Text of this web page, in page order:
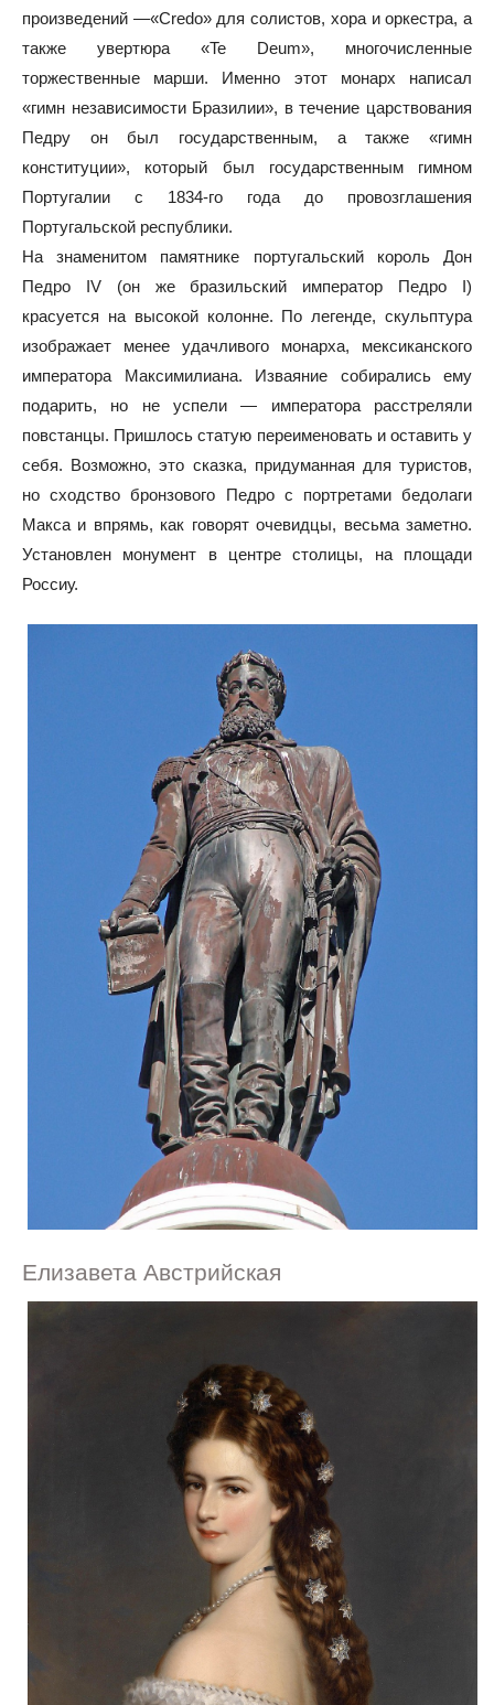
произведений —«Credo» для солистов, хора и оркестра, а
также увертюра «Te Deum», многочисленные
торжественные марши. Именно этот монарх написал
«гимн независимости Бразилии», в течение царствования
Педру он был государственным, а также «гимн
конституции», который был государственным гимном
Португалии с 1834-го года до провозглашения
Португальской республики.
На знаменитом памятнике португальский король Дон
Педро IV (он же бразильский император Педро I)
красуется на высокой колонне. По легенде, скульптура
изображает менее удачливого монарха, мексиканского
императора Максимилиана. Изваяние собирались ему
подарить, но не успели — императора расстреляли
повстанцы. Пришлось статую переименовать и оставить у
себя. Возможно, это сказка, придуманная для туристов,
но сходство бронзового Педро с портретами бедолаги
Макса и впрямь, как говорят очевидцы, весьма заметно.
Установлен монумент в центре столицы, на площади
Россиу.
Елизавета Австрийская